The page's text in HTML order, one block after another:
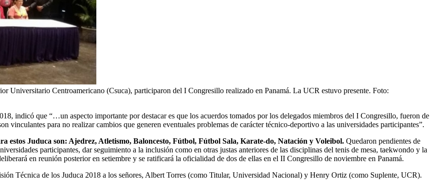
Universitario Centroamericano (Csuca), participaron del I Congresillo realizado en Panamá. La UCR estuvo presente. Foto:
indicó que “…un aspecto importante por destacar es que los acuerdos tomados por los delegados miembros del I Congresillo, fueron de
vinculantes para no realizar cambios que generen eventuales problemas de carácter técnico-deportivo a las universidades participantes”.
estos Juduca son: Ajedrez, Atletismo, Baloncesto, Fútbol, Fútbol Sala, Karate-do, Natación y Voleibol. Quedaron pendientes de
participantes, dar seguimiento a la inclusión como en otras justas anteriores de las disciplinas del tenis de mesa, taekwondo y la
en reunión posterior en setiembre y se ratificará la oficialidad de dos de ellas en el II Congresillo de noviembre en Panamá.
Técnica de los Juduca 2018 a los señores, Albert Torres (como Titular, Universidad Nacional) y Henry Ortiz (como Suplente, UCR).